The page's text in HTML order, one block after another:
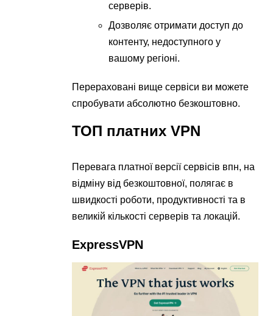
серверів.
Дозволяє отримати доступ до
контенту, недоступного у
вашому регіоні.
Перераховані вище сервіси ви можете
спробувати абсолютно безкоштовно.
ТОП платних VPN
Перевага платної версії сервісів впн, на
відміну від безкоштовної, полягає в
швидкості роботи, продуктивності та в
великій кількості серверів та локацій.
ExpressVPN